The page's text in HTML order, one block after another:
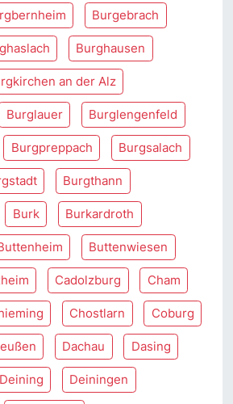
Burgebrach
Burghausen
an der Alz
Burglauer Burglengenfeld
Burgpreppach Burgsalach
Burgthann
Burk Burkardroth
Buttenwiesen
Cadolzburg Cham
Chostlarn Coburg
Dachau Dasing
Deining Deiningen